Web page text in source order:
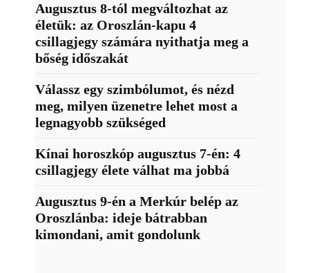
Augusztus 8-tól megváltozhat az
életük: az Oroszlán-kapu 4
csillagjegy számára nyithatja meg a
bőség időszakát
Válassz egy szimbólumot, és nézd
meg, milyen üzenetre lehet most a
legnagyobb szükséged
Kínai horoszkóp augusztus 7-én: 4
csillagjegy élete válhat ma jobbá
Augusztus 9-én a Merkúr belép az
Oroszlánba: ideje bátrabban
kimondani, amit gondolunk